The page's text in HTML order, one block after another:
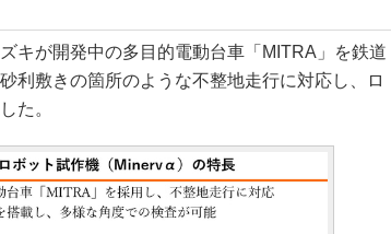
キが開発中の多目的電動台車「MITRA」を鉄道
利敷きの箇所のような不整地走行に対応し、ロ
た。